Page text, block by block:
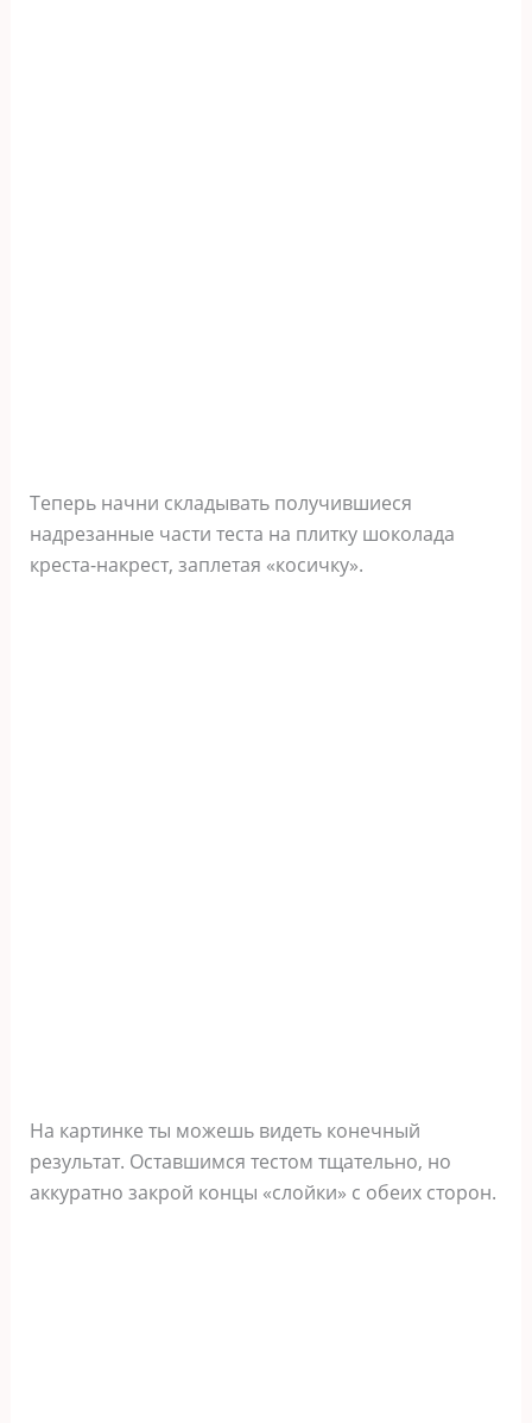
Теперь начни складывать получившиеся
надрезанные части теста на плитку шоколада
креста-накрест, заплетая «косичку».
На картинке ты можешь видеть конечный
результат. Оставшимся тестом тщательно, но
аккуратно закрой концы «слойки» с обеих сторон.